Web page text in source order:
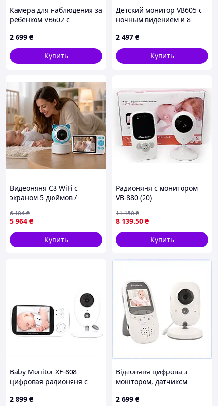
Камера для наблюдения за
ребенком VB602 с
VOX K2E567T117
2 699 ₴
Купить
Детский монитор VB605 с
ночным видением и 8
2567120ME
2 497 ₴
Купить
Видеоняня C8 WiFi с
экраном 5 дюймов /
смартфона, датчик звука,
дв Доставка по Украине
5 964 ₴
6 104₴
Купить
Радионяня с монитором
VB-880 (20)
8 139.50 ₴
11 150₴
Купить
Baby Monitor XF-808
цифровая радионяня с
2P5671E14
2 899 ₴
Відеоняня цифрова з
монітором, датчиком
VB602 2C5671XP17
2 699 ₴